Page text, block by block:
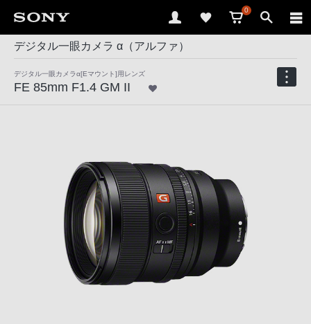
0
デジタル一眼カメラ α（アルファ）
デジタル一眼カメラα[Eマウント]用レンズ
FE 85mm F1.4 GM II